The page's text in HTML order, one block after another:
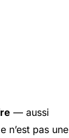
— aussi
n’est pas une